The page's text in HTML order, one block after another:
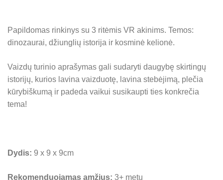
Papildomas rinkinys su 3 ritėmis VR akinims. Temos:
dinozaurai, džiunglių istorija ir kosminė kelionė.
Vaizdų turinio aprašymas gali sudaryti daugybę skirtingų
istorijų, kurios lavina vaizduotę, lavina stebėjimą, plečia
kūrybiškumą ir padeda vaikui susikaupti ties konkrečia
tema!
Dydis: 9 x 9 x 9cm
Rekomenduojamas amžius: 3+ metų